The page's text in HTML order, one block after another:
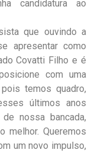
candidatura ao
que ouvindo a
apresentar como
Covatti Filho e é
com uma
temos quadro,
últimos anos
nossa bancada,
melhor. Queremos
um novo impulso,